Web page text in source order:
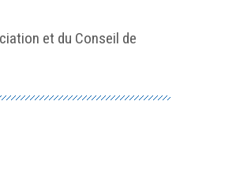
et du Conseil de